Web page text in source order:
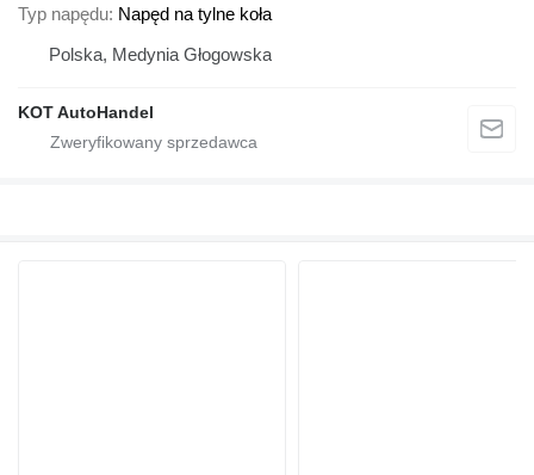
Typ napędu Napęd na tylne koła
Polska, Medynia Głogowska
KOT AutoHandel